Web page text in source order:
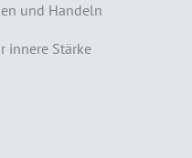
und Handeln
innere Stärke